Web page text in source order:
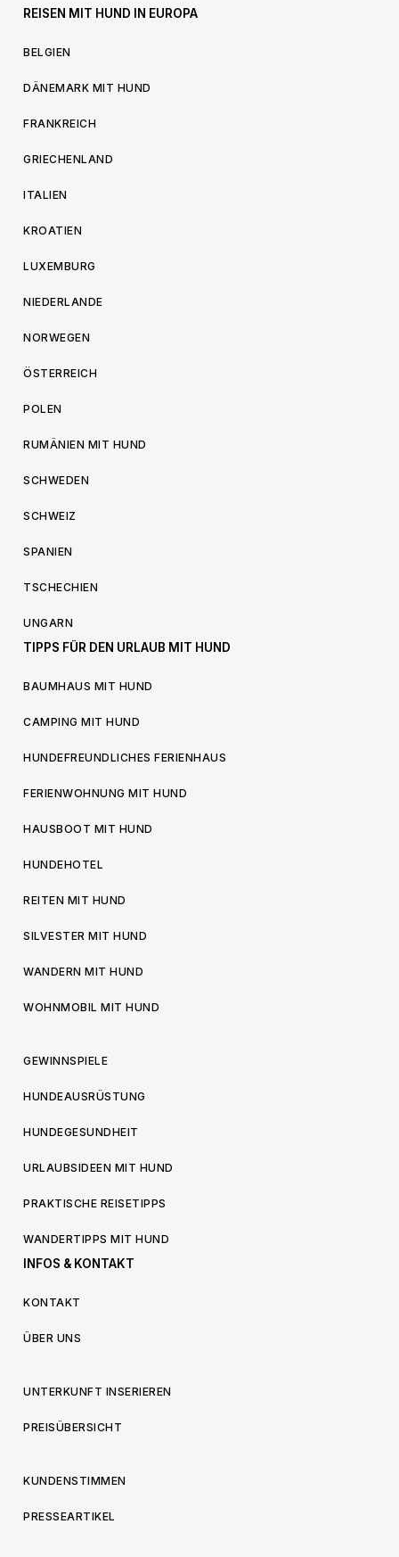
REISEN MIT HUND IN EUROPA
BELGIEN
DÄNEMARK MIT HUND
FRANKREICH
GRIECHENLAND
ITALIEN
KROATIEN
LUXEMBURG
NIEDERLANDE
NORWEGEN
ÖSTERREICH
POLEN
RUMÄNIEN MIT HUND
SCHWEDEN
SCHWEIZ
SPANIEN
TSCHECHIEN
UNGARN
TIPPS FÜR DEN URLAUB MIT HUND
BAUMHAUS MIT HUND
CAMPING MIT HUND
HUNDEFREUNDLICHES FERIENHAUS
FERIENWOHNUNG MIT HUND
HAUSBOOT MIT HUND
HUNDEHOTEL
REITEN MIT HUND
SILVESTER MIT HUND
WANDERN MIT HUND
WOHNMOBIL MIT HUND
GEWINNSPIELE
HUNDEAUSRÜSTUNG
HUNDEGESUNDHEIT
URLAUBSIDEEN MIT HUND
PRAKTISCHE REISETIPPS
WANDERTIPPS MIT HUND
INFOS & KONTAKT
KONTAKT
ÜBER UNS
UNTERKUNFT INSERIEREN
PREISÜBERSICHT
KUNDENSTIMMEN
PRESSEARTIKEL